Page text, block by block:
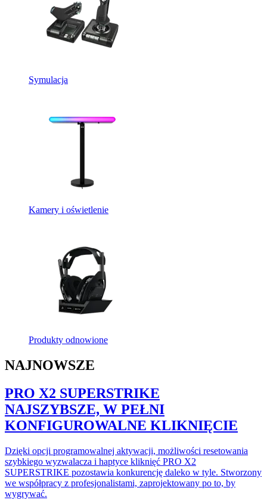
Symulacja
Kamery i oświetlenie
Produkty odnowione
NAJNOWSZE
PRO X2 SUPERSTRIKE
NAJSZYBSZE, W PEŁNI
KONFIGUROWALNE KLIKNIĘCIE
Dzięki opcji programowalnej aktywacji, możliwości resetowania
szybkiego wyzwalacza i haptyce kliknięć PRO X2
SUPERSTRIKE pozostawia konkurencję daleko w tyle. Stworzony
we współpracy z profesjonalistami, zaprojektowany po to, by
wygrywać.